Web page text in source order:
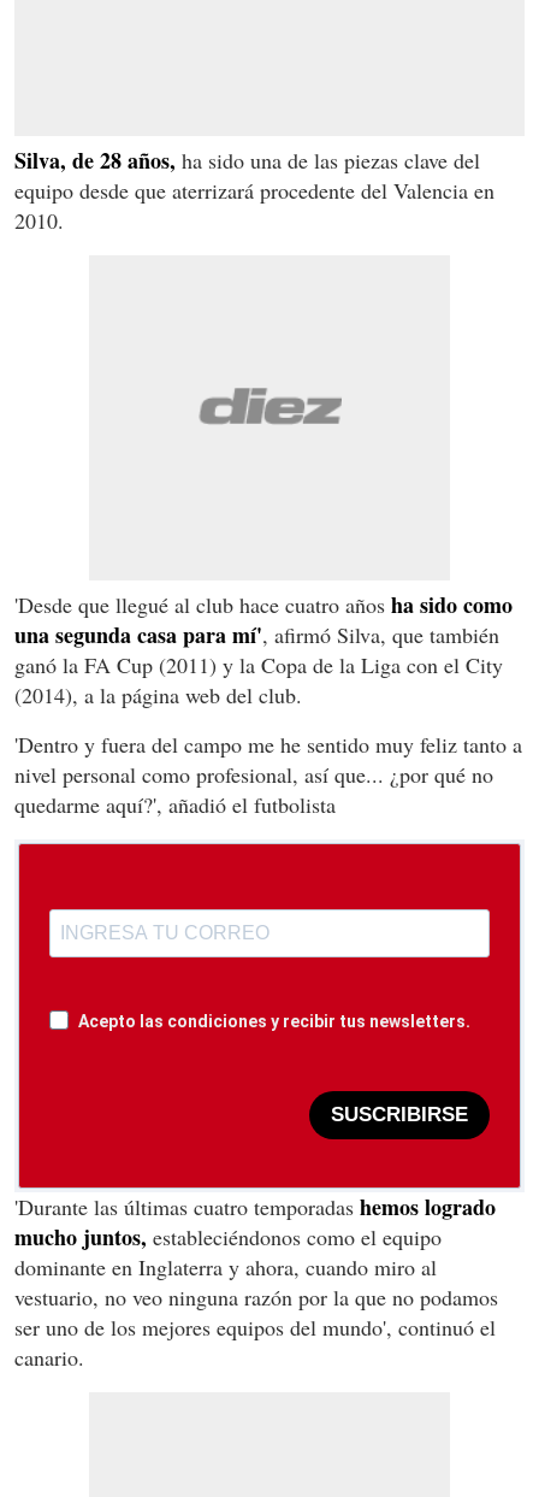
Silva, de 28 años, ha sido una de las piezas clave del
equipo desde que aterrizará procedente del Valencia en
2010.
'Desde que llegué al club hace cuatro años ha sido como
una segunda casa para mí', afirmó Silva, que también
ganó la FA Cup (2011) y la Copa de la Liga con el City
(2014), a la página web del club.
'Dentro y fuera del campo me he sentido muy feliz tanto a
nivel personal como profesional, así que... ¿por qué no
quedarme aquí?', añadió el futbolista
Acepto las condiciones y recibir tus newsletters.
SUSCRIBIRSE
'Durante las últimas cuatro temporadas hemos logrado
mucho juntos, estableciéndonos como el equipo
dominante en Inglaterra y ahora, cuando miro al
vestuario, no veo ninguna razón por la que no podamos
ser uno de los mejores equipos del mundo', continuó el
canario.